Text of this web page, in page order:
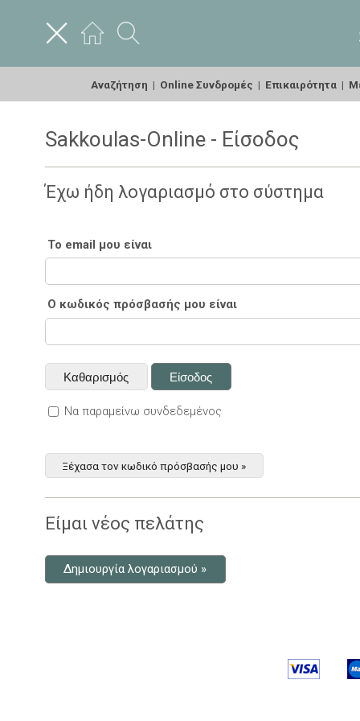
Αναζήτηση | Online Συνδρομές | Επικαιρότητα |
Sakkoulas-Online - Είσοδος
Έχω ήδη λογαριασμό στο σύστημα
Το email μου είναι
Ο κωδικός πρόσβασής μου είναι
Να παραμείνω συνδεδεμένος
Ξέχασα τον κωδικό πρόσβασής μου »
Είμαι νέος πελάτης
Δημιουργία λογαριασμού »